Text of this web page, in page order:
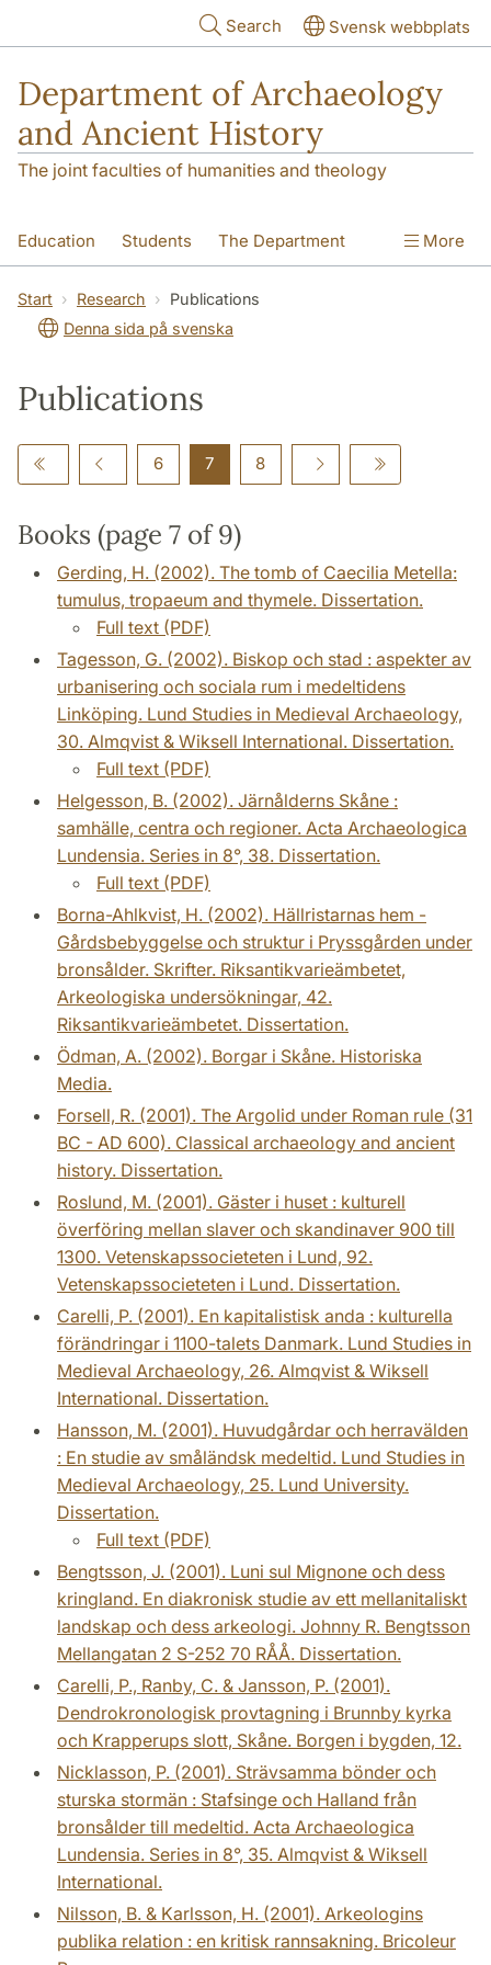
Search Svensk webbplats
Department of Archaeology
and Ancient History
The joint faculties of humanities and theology
Education Students The Department
Research Contact
More
Start Research
Publications
Denna sida på svenska
Publications
6 7 8
Books (page 7 of 9)
Gerding, H. (2002). The tomb of Caecilia Metella:
tumulus, tropaeum and thymele. Dissertation.
Full text (PDF)
Tagesson, G. (2002). Biskop och stad : aspekter av
urbanisering och sociala rum i medeltidens
Linköping. Lund Studies in Medieval Archaeology,
30. Almqvist & Wiksell International. Dissertation.
Full text (PDF)
Helgesson, B. (2002). Järnålderns Skåne :
samhälle, centra och regioner. Acta Archaeologica
Lundensia. Series in 8°, 38. Dissertation.
Full text (PDF)
Borna-Ahlkvist, H. (2002). Hällristarnas hem -
Gårdsbebyggelse och struktur i Pryssgården under
bronsålder. Skrifter. Riksantikvarieämbetet,
Arkeologiska undersökningar, 42.
Riksantikvarieämbetet. Dissertation.
Ödman, A. (2002). Borgar i Skåne. Historiska
Media.
Forsell, R. (2001). The Argolid under Roman rule (31
BC - AD 600). Classical archaeology and ancient
history. Dissertation.
Roslund, M. (2001). Gäster i huset : kulturell
överföring mellan slaver och skandinaver 900 till
1300. Vetenskapssocieteten i Lund, 92.
Vetenskapssocieteten i Lund. Dissertation.
Carelli, P. (2001). En kapitalistisk anda : kulturella
förändringar i 1100-talets Danmark. Lund Studies in
Medieval Archaeology, 26. Almqvist & Wiksell
International. Dissertation.
Hansson, M. (2001). Huvudgårdar och herravälden
: En studie av småländsk medeltid. Lund Studies in
Medieval Archaeology, 25. Lund University.
Dissertation.
Full text (PDF)
Bengtsson, J. (2001). Luni sul Mignone och dess
kringland. En diakronisk studie av ett mellanitaliskt
landskap och dess arkeologi. Johnny R. Bengtsson
Mellangatan 2 S-252 70 RÅÅ. Dissertation.
Carelli, P., Ranby, C. & Jansson, P. (2001).
Dendrokronologisk provtagning i Brunnby kyrka
och Krapperups slott, Skåne. Borgen i bygden, 12.
Nicklasson, P. (2001). Strävsamma bönder och
sturska stormän : Stafsinge och Halland från
bronsålder till medeltid. Acta Archaeologica
Lundensia. Series in 8°, 35. Almqvist & Wiksell
International.
Nilsson, B. & Karlsson, H. (2001). Arkeologins
publika relation : en kritisk rannsakning. Bricoleur